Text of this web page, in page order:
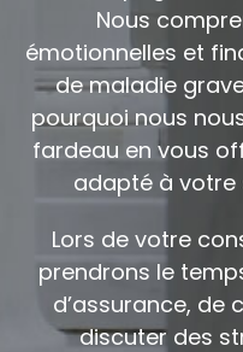
Nous
émotionnelles et
de maladie
pourquoi nous
fardeau en vous
adapté à votre
Lors de votre
prendrons le
d’assurance, de
discuter des